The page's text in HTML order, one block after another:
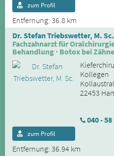
Entfernung: 36.8 km
zum Profil
Dr. Stefan Triebswetter, M. Sc.
Fachzahnarzt für
Behandlung · Botox bei
Kollegen
22453
040 -
Entfernung: 36.94 km
zum Profil